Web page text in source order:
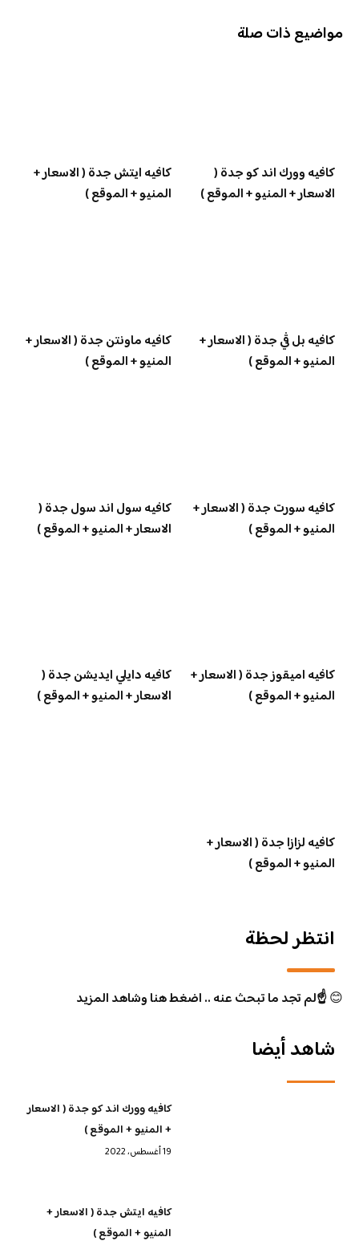
مواضيع ذات صلة
كافيه وورك اند كو جدة (
الاسعار + المنيو + الموقع )
كافيه ايتش جدة ( الاسعار +
المنيو + الموقع )
كافيه بل ڤي جدة ( الاسعار +
المنيو + الموقع )
كافيه ماونتن جدة ( الاسعار +
المنيو + الموقع )
كافيه سورت جدة ( الاسعار +
المنيو + الموقع )
كافيه سول اند سول جدة (
الاسعار + المنيو + الموقع )
كافيه اميقوز جدة ( الاسعار +
المنيو + الموقع )
كافيه دايلي ايديشن جدة (
الاسعار + المنيو + الموقع )
كافيه لزازا جدة ( الاسعار +
المنيو + الموقع )
انتظر لحظة
😊☝️لم تجد ما تبحث عنه .. اضغط هنا وشاهد المزيد
شاهد أيضا
كافيه وورك اند كو جدة ( الاسعار
+ المنيو + الموقع )
19 أغسطس، 2022
كافيه ايتش جدة ( الاسعار +
المنيو + الموقع )